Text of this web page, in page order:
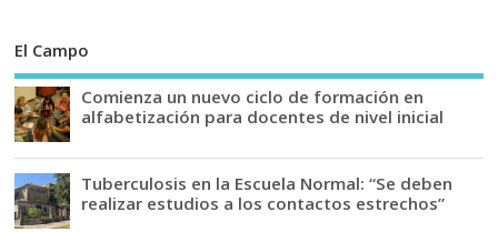
El Campo
Comienza un nuevo ciclo de formación en
alfabetización para docentes de nivel inicial
Tuberculosis en la Escuela Normal: “Se deben
realizar estudios a los contactos estrechos”